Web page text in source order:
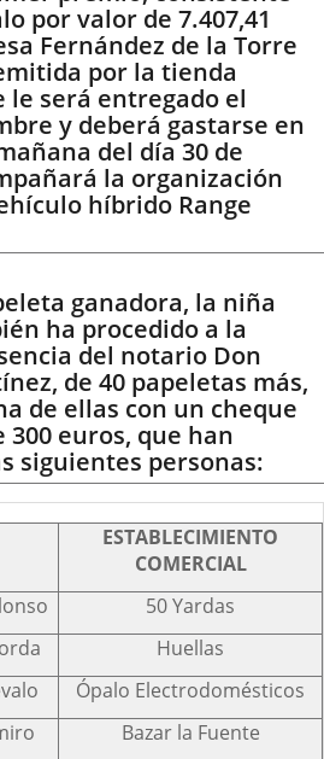
por valor de 7.407,41
Fernández de la Torre
por la tienda
le será entregado el
y deberá gastarse en
del día 30 de
la organización
híbrido Range
ganadora, la niña
ha procedido a la
del notario Don
de 40 papeletas más,
de ellas con un cheque
euros, que han
siguientes personas:
ESTABLECIMIENTO
COMERCIAL
50 Yardas
Huellas
Ópalo Electrodomésticos
Bazar la Fuente